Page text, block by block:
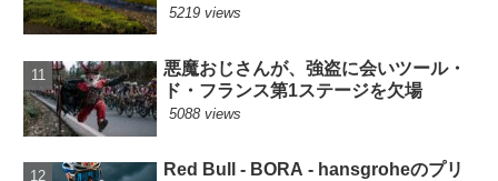
5219 views
悪魔おじさんが、強盗に会いツール・
ド・フランス第1ステージを欠場
5088 views
Red Bull - BORA - hansgroheのプリ